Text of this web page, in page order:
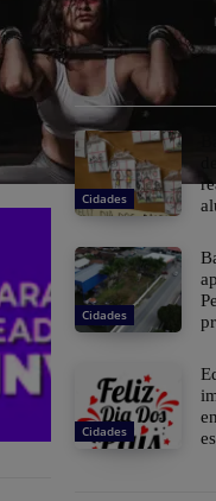
Cidades
Cidades
Cidades